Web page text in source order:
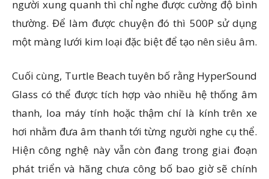
người xung quanh thì chỉ nghe được cường độ bình
thường. Để làm được chuyện đó thì 500P sử dụng
một màng lưới kim loại đặc biệt để tạo nên siêu âm.
Cuối cùng, Turtle Beach tuyên bố rằng HyperSound
Glass có thể được tích hợp vào nhiều hệ thống âm
thanh, loa máy tính hoặc thậm chí là kính trên xe
hơi nhằm đưa âm thanh tới từng người nghe cụ thể.
Hiện công nghệ này vẫn còn đang trong giai đoạn
phát triển và hãng chưa công bố bao giờ sẽ chính